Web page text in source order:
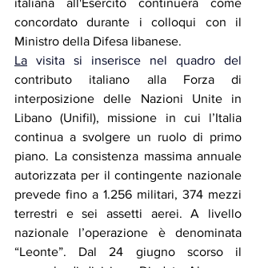
concordato durante i colloqui con il
Ministro della Difesa libanese.
La
contributo italiano alla Forza di
interposizione delle Nazioni Unite in
Libano (Unifil), missione in cui l’Italia
continua a svolgere un ruolo di primo
piano. La consistenza massima annuale
autorizzata per il contingente nazionale
prevede fino a 1.256 militari, 374 mezzi
terrestri e sei assetti aerei. A livello
nazionale l’operazione è denominata
“Leonte”. Dal 24 giugno scorso il